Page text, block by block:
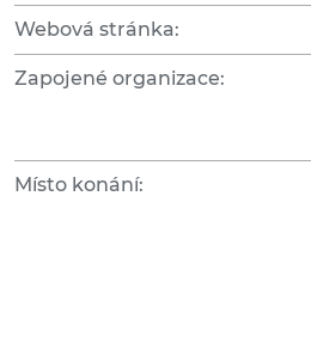
Webová stránka:
Zapojené organizace:
Místo konání: